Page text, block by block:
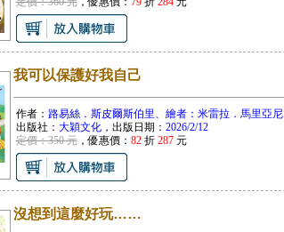
我可以保護好我自己
作者： 路易絲．斯皮爾斯伯里、繪者：米雷拉．馬里亞尼
出版社： 大穎文化，出版日期： 2026/2/12
定價：350 元，優惠價： 82折 287元
沒想到這麼好玩……